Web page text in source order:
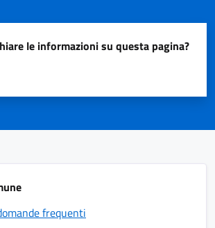
le informazioni su questa pagina?
frequenti